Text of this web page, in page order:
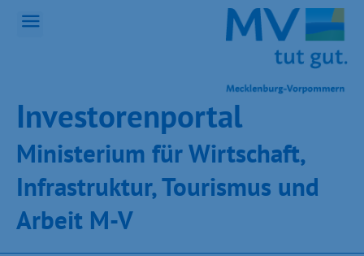
Inves­toren­por­tal
Ministeri­um für Wirt­schaft,
Infra­struk­tur, Tou­ris­mus und
Ar­beit M-V